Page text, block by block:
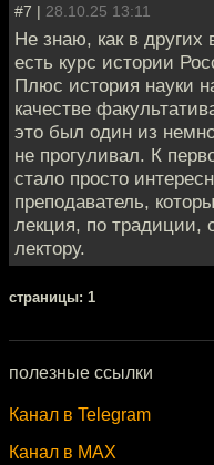
#7 | 28.10.25 13:11
Не знаю, как в
есть курс истории
Плюс история науки
качестве
это был один из
не прогуливал. К
стало просто
преподаватель,
лекция, по традиции,
лектору.
cтраницы: 1
полезные ссылки
Канал в Telegram
Канал в MAX